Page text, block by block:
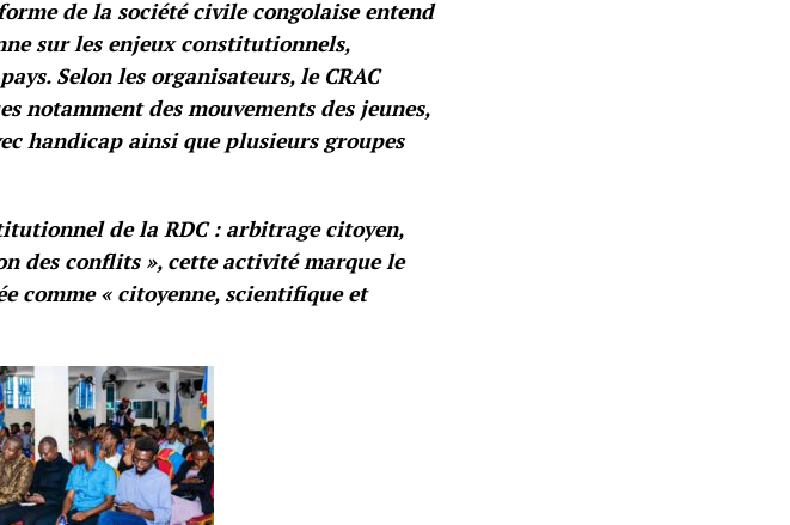
de la société civile congolaise entend
sur les enjeux constitutionnels,
Selon les organisateurs, le CRAC
notamment des mouvements des jeunes,
handicap ainsi que plusieurs groupes
de la RDC : arbitrage citoyen,
des conflits », cette activité marque le
comme « citoyenne, scientifique et